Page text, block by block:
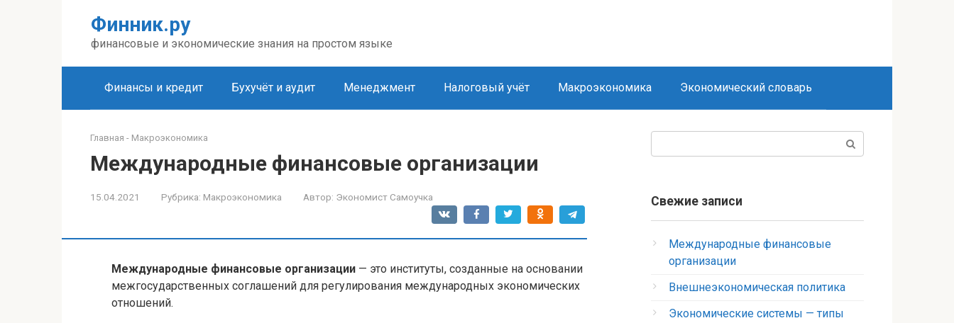
Финник.ру
финансовые и экономические знания на простом языке
Финансы и кредит Бухучёт и аудит Менеджмент Налоговый учёт Макроэкономика Экономический словарь
Главная - Макроэкономика
Международные финансовые организации
15.04.2021 Рубрика: Макроэкономика Автор: Экономист Самоучка
Международные финансовые организации — это институты, созданные на основании
межгосударственных соглашений для регулирования международных экономических
отношений.
Свежие записи
Международные финансовые
организации
Внешнеэкономическая политика
Экономические системы — типы